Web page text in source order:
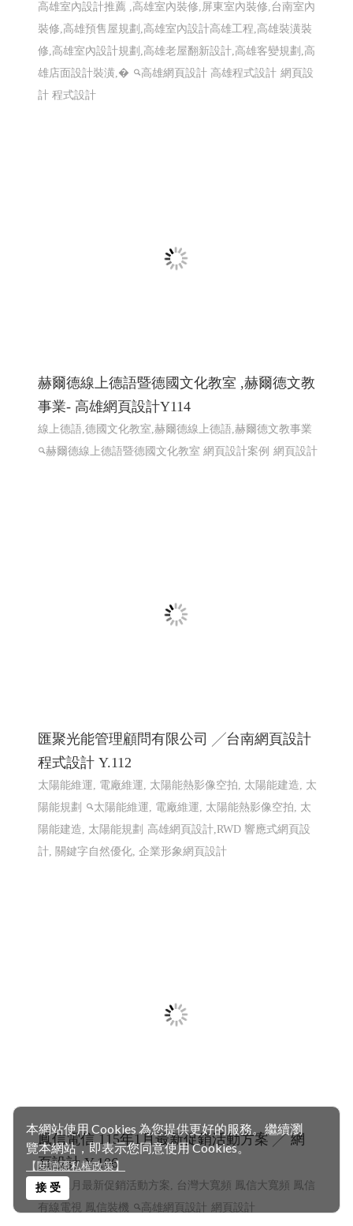
本網站使用 Cookies 為您提供更好的服務。繼續瀏
覽本網站，即表示您同意使用 Cookies。
【閱讀隱私權政策】
接 受
高雄室內設計推薦 ,高雄室內裝修,屏東室內裝修,台南室內
裝修,高雄預售屋規劃,高雄室內設計高雄工程,高雄裝潢裝
修,高雄室內設計規劃,高雄老屋翻新設計,高雄客變規劃,高
雄店面設計裝潢,�
高雄網頁設計 高雄程式設計 網頁設
計 程式設計
赫爾德線上德語暨德國文化教室 ,赫爾德文教
事業- 高雄網頁設計Y114
線上德語,德國文化教室,赫爾德線上德語,赫爾德文教事業
赫爾德線上德語暨德國文化教室 網頁設計案例 網頁設計
匯聚光能管理顧問有限公司 ╱台南網頁設計
程式設計 Y.112
太陽能維運, 電廠維運, 太陽能熱影像空拍, 太陽能建造, 太
陽能規劃
太陽能維運, 電廠維運, 太陽能熱影像空拍, 太
陽能建造, 太陽能規劃 高雄網頁設計,RWD 響應式網頁設
計, 關鍵字自然優化, 企業形象網頁設計
鳳信電信 115年1月最新促銷活動方案 ╱ 網
頁設計 Y.106
115年1月最新促銷活動方案, 台灣大寬頻 鳳信大寬頻 鳳信
有線電視 鳳信裝機
高雄網頁設計 網頁設計